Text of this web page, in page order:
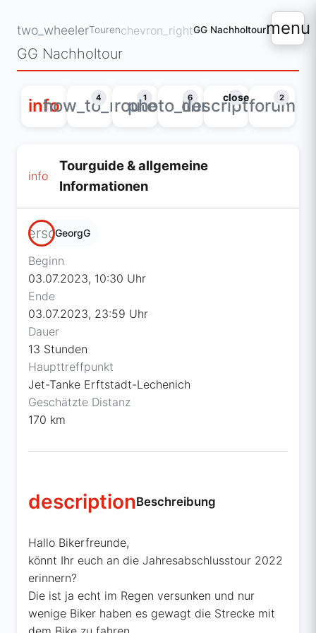
menu
two_wheelerTourenchevron_rightGG Nachholtour
GG Nachholtour
infohow_to_reg
4 route
1
photo_library
6
description
closeforum
2
info
Tourguide & allgemeine
Informationen
personGeorgG
Beginn
03.07.2023, 10:30 Uhr
Ende
03.07.2023, 23:59 Uhr
Dauer
13 Stunden
Haupttreffpunkt
Jet-Tanke Erftstadt-Lechenich
Geschätzte Distanz
170 km
descriptionBeschreibung
Hallo Bikerfreunde,
könnt Ihr euch an die Jahresabschlusstour 2022
erinnern?
Die ist ja echt im Regen versunken und nur
wenige Biker haben es gewagt die Strecke mit